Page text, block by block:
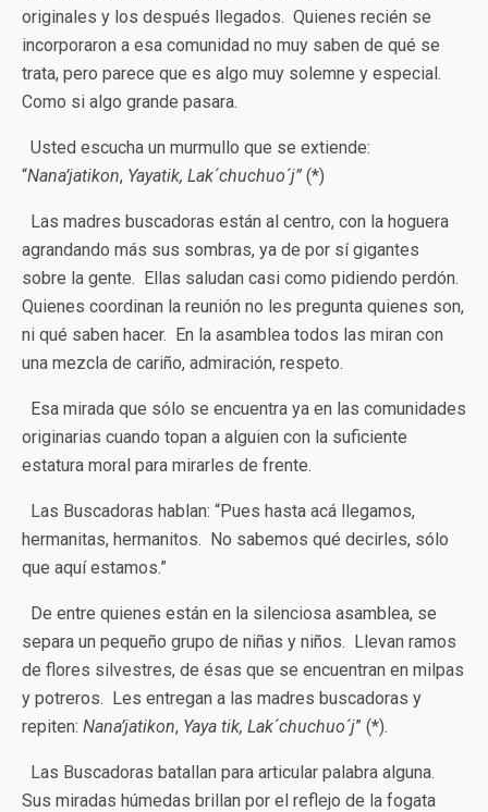
originales y los después llegados. Quienes recién se
incorporaron a esa comunidad no muy saben de qué se
trata, pero parece que es algo muy solemne y especial.
Como si algo grande pasara.
Usted escucha un murmullo que se extiende:
“Nana’jatikon, Yayatik, Lak´chuchuo´j” (*)
Las madres buscadoras están al centro, con la hoguera
agrandando más sus sombras, ya de por sí gigantes
sobre la gente. Ellas saludan casi como pidiendo perdón.
Quienes coordinan la reunión no les pregunta quienes son,
ni qué saben hacer. En la asamblea todos las miran con
una mezcla de cariño, admiración, respeto.
Esa mirada que sólo se encuentra ya en las comunidades
originarias cuando topan a alguien con la suficiente
estatura moral para mirarles de frente.
Las Buscadoras hablan: “Pues hasta acá llegamos,
hermanitas, hermanitos. No sabemos qué decirles, sólo
que aquí estamos.”
De entre quienes están en la silenciosa asamblea, se
separa un pequeño grupo de niñas y niños. Llevan ramos
de flores silvestres, de ésas que se encuentran en milpas
y potreros. Les entregan a las madres buscadoras y
repiten: Nana’jatikon, Yaya tik, Lak´chuchuo´j” (*).
Las Buscadoras batallan para articular palabra alguna.
Sus miradas húmedas brillan por el reflejo de la fogata